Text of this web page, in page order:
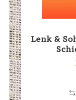
Lenk &